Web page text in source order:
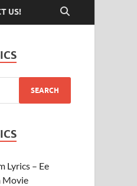
US!
Lyrics – Ee
Movie